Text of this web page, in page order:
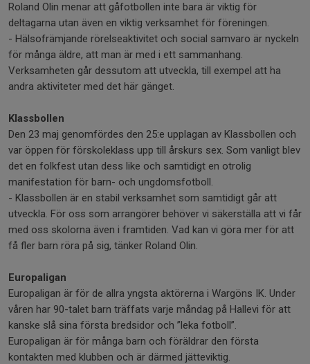
Roland Olin menar att gåfotbollen inte bara är viktig för
deltagarna utan även en viktig verksamhet för föreningen.
- Hälsofrämjande rörelseaktivitet och social samvaro är nyckeln
för många äldre, att man är med i ett sammanhang.
Verksamheten går dessutom att utveckla, till exempel att ha
andra aktiviteter med det här gänget.
Klassbollen
Den 23 maj genomfördes den 25:e upplagan av Klassbollen och
var öppen för förskoleklass upp till årskurs sex. Som vanligt blev
det en folkfest utan dess like och samtidigt en otrolig
manifestation för barn- och ungdomsfotboll.
- Klassbollen är en stabil verksamhet som samtidigt går att
utveckla. För oss som arrangörer behöver vi säkerställa att vi får
med oss skolorna även i framtiden. Vad kan vi göra mer för att
få fler barn röra på sig, tänker Roland Olin.
Europaligan
Europaligan är för de allra yngsta aktörerna i Wargöns IK. Under
våren har 90-talet barn träffats varje måndag på Hallevi för att
kanske slå sina första bredsidor och ”leka fotboll”.
Europaligan är för många barn och föräldrar den första
kontakten med klubben och är därmed jätteviktig.